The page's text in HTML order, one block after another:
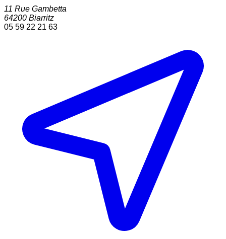
11 Rue Gambetta
64200 Biarritz
05 59 22 21 63